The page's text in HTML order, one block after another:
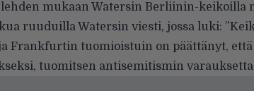
mukaan Watersin Berliinin-keikoilla
ruuduilla Watersin viesti, jossa luki:
Frankfurtin tuomioistuin on päättänyt,
tuomitsen antisemitismin